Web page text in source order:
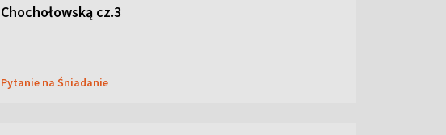
Chochołowską cz.3
Pytanie na Śniadanie